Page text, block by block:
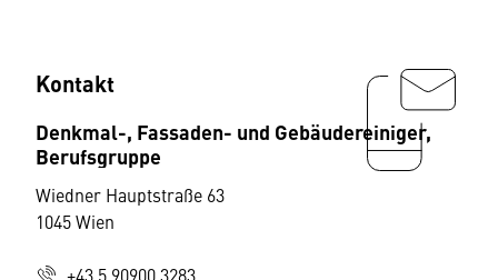
Kontakt
Denkmal-, Fassaden- und Gebäudereiniger,
Berufsgruppe
Wiedner Hauptstraße 63
1045 Wien
+43 5 90900 3283